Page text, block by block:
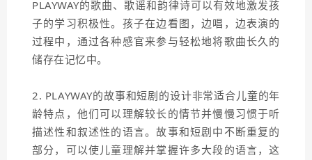
PLAYWAY的歌曲、歌谣和韵律诗可以有效地激发孩
子的学习积极性。孩子在边看图，边唱，边表演的
过程中，通过各种感官来参与轻松地将歌曲长久的
储存在记忆中。
2. PLAYWAY的故事和短剧的设计非常适合儿童的年
龄特点，他们可以理解较长的情节并慢慢习惯于听
描述性和叙述性的语言。故事和短剧中不断重复的
部分，可以使儿童理解并掌握许多大段的语言，这